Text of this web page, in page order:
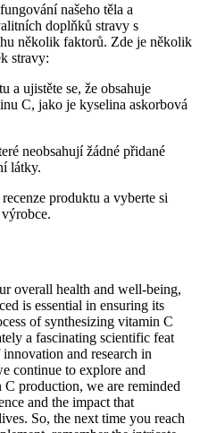
našeho těla a
doplňků stravy s
několik faktorů. Zde je několik
stravy:
a ujistěte se, že obsahuje
C, jako je kyselina askorbová
neobsahují žádné přidané
látky.
produktu a vyberte si
overall health and well-being,
is essential in ensuring its
of synthesizing vitamin C
a fascinating scientific feat
and research in
continue to explore and
production, we are reminded
and the impact that
So, the next time you reach